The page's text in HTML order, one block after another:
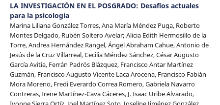
LA INVESTIGACIÓN EN EL POSGRADO: Desafíos actuales
para la psicología
Marina Liliana González Torres, Ana María Méndez Puga, Roberto
Montes Delgado, Rubén Soltero Avelar; Alicia Edith Hermosillo de la
Torre, Andrea Hernández Rangel, Ángel Abraham Cahue, Antonio de
Jesús de la Cruz Villarreal, Cecilia Méndez Sánchez, César Augusto
García Avitia, Ferrán Padrós Blázquez, Francisco Antar Martínez
Guzmán, Francisco Augusto Vicente Laca Arocena, Francisco Fabián
Mora Moreno, Fredi Everardo Correa Romero, Gabriela Navarro
Contreras, Irene Martínez-Cava Cáceres, J. Isaac Uribe Alvarado,